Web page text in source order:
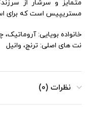
مستریپیس است که برای
خانواده بویایی: آروماتیک،
نت های اصلی: ترنج، وانیل
نظرات (0)